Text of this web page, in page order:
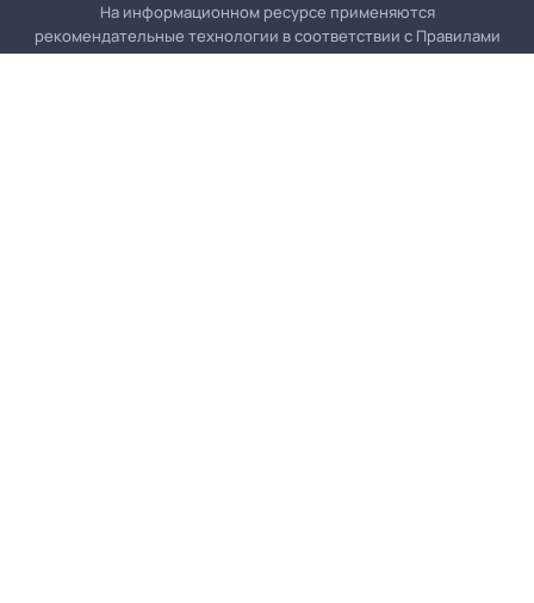
На информационном ресурсе применяются
рекомендательные технологии в соответствии с Правилами